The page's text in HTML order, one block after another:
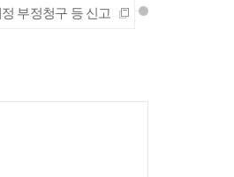
부정청구 등 신고